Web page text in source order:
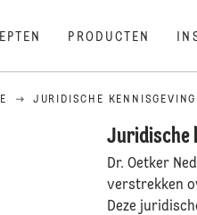
PRODUCTEN
JURIDISCHE KENNISGEVING
Juridische
Dr. Oetker
verstrekken
Deze